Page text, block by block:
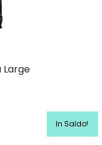
Large
In Saldo!